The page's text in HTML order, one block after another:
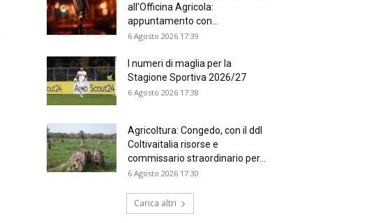
all’Officina Agricola:
appuntamento con...
6 Agosto 2026 17:39
I numeri di maglia per la
Stagione Sportiva 2026/27
6 Agosto 2026 17:38
Agricoltura: Congedo, con il ddl
Coltivaitalia risorse e
commissario straordinario per...
6 Agosto 2026 17:30
Carica altri